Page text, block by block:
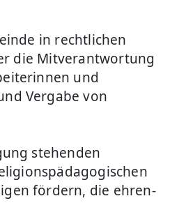
in rechtlichen
die Mitverantwortung
und
Vergabe von
stehenden
fördern, die ehren-